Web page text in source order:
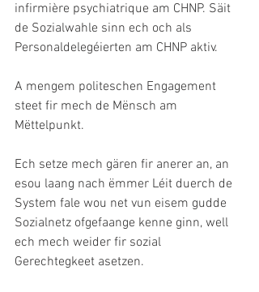
infirmière psychiatrique am CHNP. Säit
de Sozialwahle sinn ech och als
Personaldelegéierten am CHNP aktiv.
A mengem politeschen Engagement
steet fir mech de Mënsch am
Mëttelpunkt.
Ech setze mech gären fir anerer an, an
esou laang nach ëmmer Léit duerch de
System fale wou net vun eisem gudde
Sozialnetz ofgefaange kenne ginn, well
ech mech weider fir sozial
Gerechtegkeet asetzen.